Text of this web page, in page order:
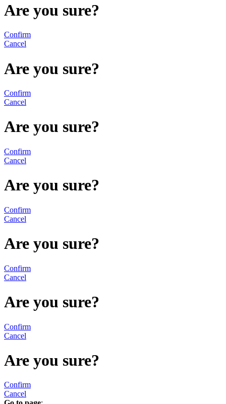
Are you sure?
Confirm
Cancel
Are you sure?
Confirm
Cancel
Are you sure?
Confirm
Cancel
Are you sure?
Confirm
Cancel
Are you sure?
Confirm
Cancel
Are you sure?
Confirm
Cancel
Are you sure?
Confirm
Cancel